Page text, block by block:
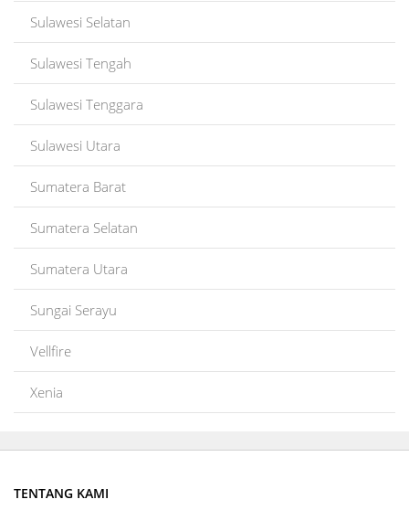
Sulawesi Selatan
Sulawesi Tengah
Sulawesi Tenggara
Sulawesi Utara
Sumatera Barat
Sumatera Selatan
Sumatera Utara
Sungai Serayu
Vellfire
Xenia
TENTANG KAMI